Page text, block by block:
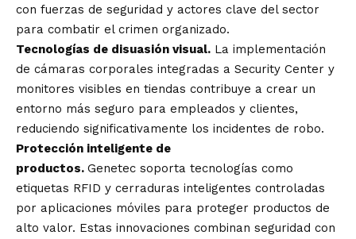
con fuerzas de seguridad y actores clave del sector
para combatir el crimen organizado.
Tecnologías de disuasión visual. La implementación
de cámaras corporales integradas a Security Center y
monitores visibles en tiendas contribuye a crear un
entorno más seguro para empleados y clientes,
reduciendo significativamente los incidentes de robo.
Protección inteligente de
productos. Genetec soporta tecnologías como
etiquetas RFID y cerraduras inteligentes controladas
por aplicaciones móviles para proteger productos de
alto valor. Estas innovaciones combinan seguridad con